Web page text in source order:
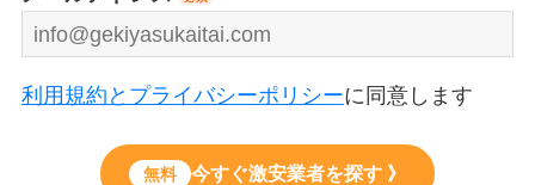
利用規約とプライバシーポリシーに同意します
無料 今すぐ激安業者を探す 》